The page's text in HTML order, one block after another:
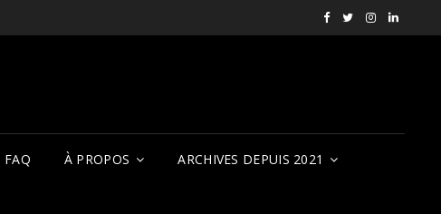
Facebook
X Instagram
VOP
FAQ À PROPOS ARCHIVES DEPUIS 2021